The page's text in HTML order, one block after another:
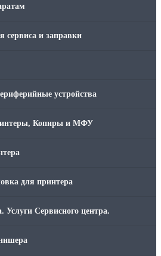
сервиса и заправки
устройства
Копиры и МФУ
для принтера
Услуги Сервисного центра.